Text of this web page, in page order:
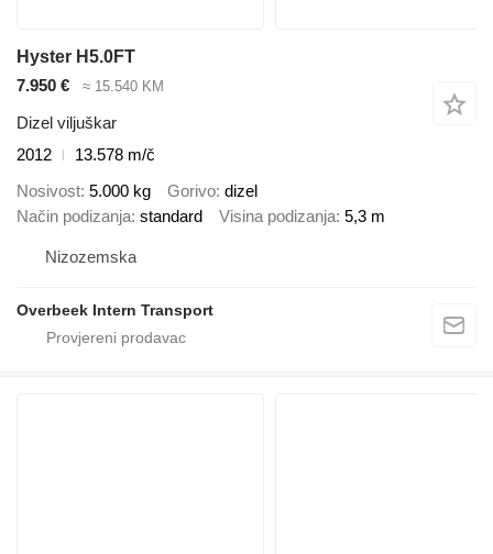
Hyster H5.0FT
7.950 €
≈ 15.540 KM
Dizel viljuškar
2012
13.578 m/č
Nosivost 5.000 kg Gorivo dizel
Način podizanja standard Visina podizanja 5,3 m
Nizozemska
Overbeek Intern Transport